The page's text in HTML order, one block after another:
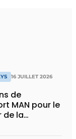
16 JUILLET 2026
de
MAN pour le
de la